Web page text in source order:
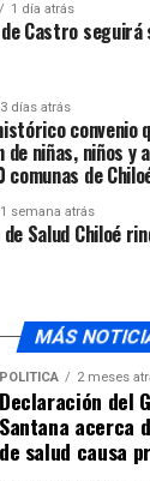
de Ancud
1 día atrás
de Castro
3 días atrás
convenio
de niñas, niños y
comunas de
1 semana atrás
Salud Chiloé
MÁS
POLÍTICA 2 meses
Declaración del
Santana acerca
de salud causa